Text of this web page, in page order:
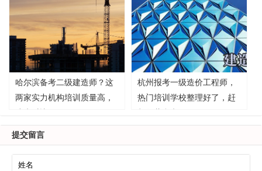
哈尔滨备考二级建造师？这
两家实力机构培训质量高，
杭州报考一级造价工程师，
热门培训学校整理好了，赶
提交留言